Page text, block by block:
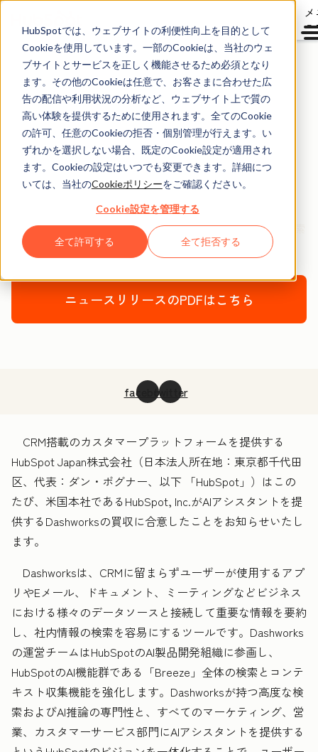
HubSpotでは、ウェブサイトの利便性向上を目的として
Cookieを使用しています。一部のCookieは、当社のウェ
ブサイトとサービスを正しく機能させるため必須となり
ます。その他のCookieは任意で、お客さまに合わせた広
告の配信や利用状況の分析など、ウェブサイト上で質の
高い体験を提供するために使用されます。全てのCookie
の許可、任意のCookieの拒否・個別管理が行えます。い
ずれかを選択しない場合、既定のCookie設定が適用され
ます。Cookieの設定はいつでも変更できます。詳細につ
いては、当社のCookieポリシーをご確認ください。
Cookie設定を管理する
全て許可する 全て拒否する
2025年4月22日
HubSpotがAIアシスタ
ントのDashworks買収
に合意
〜すべてのマーケティング・営業・サービス部門がAI検索
を活用できる環境の構築を促進〜
ニュースリリースのPDFはこちら
facebooktwitter
CRM搭載のカスタマープラットフォームを提供する
HubSpot Japan株式会社（日本法人所在地：東京都千代田
区、代表：ダン・ボグナー、以下 「HubSpot」）はこの
たび、米国本社であるHubSpot, Inc.がAIアシスタントを提
供するDashworksの買収に合意したことをお知らせいたし
ます。
Dashworksは、CRMに留まらずユーザーが使用するアプ
リやEメール、ドキュメント、ミーティングなどビジネス
における様々のデータソースと接続して重要な情報を要約
し、社内情報の検索を容易にするツールです。Dashworks
の運営チームはHubSpotのAI製品開発組織に参画し、
HubSpotのAI機能群である「Breeze」全体の検索とコンテ
キスト収集機能を強化します。Dashworksが持つ高度な検
索およびAI推論の専門性と、すべてのマーケティング、営
業、カスタマーサービス部門にAIアシスタントを提供する